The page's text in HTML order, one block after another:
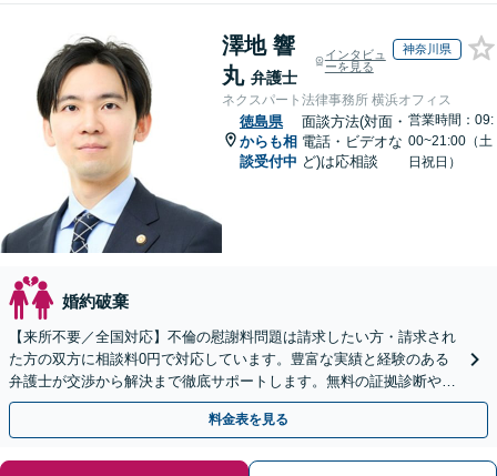
澤地 響
丸 弁護士
インタビュ
ーを見る
神奈川県
ネクスパート法律事務所 横浜オフィス
徳島県
からも相
談受付中
面談方法(対面・
電話・ビデオな
ど)は応相談
営業時間：09:
00~21:00（土
日祝日）
婚約破棄
【来所不要／全国対応】不倫の慰謝料問題は請求したい方・請求され
た方の双方に相談料0円で対応しています。豊富な実績と経験のある
弁護士が交渉から解決まで徹底サポートします。無料の証拠診断や着
手金の返還保証もありますので安心してご相談ください。
料金表を見る